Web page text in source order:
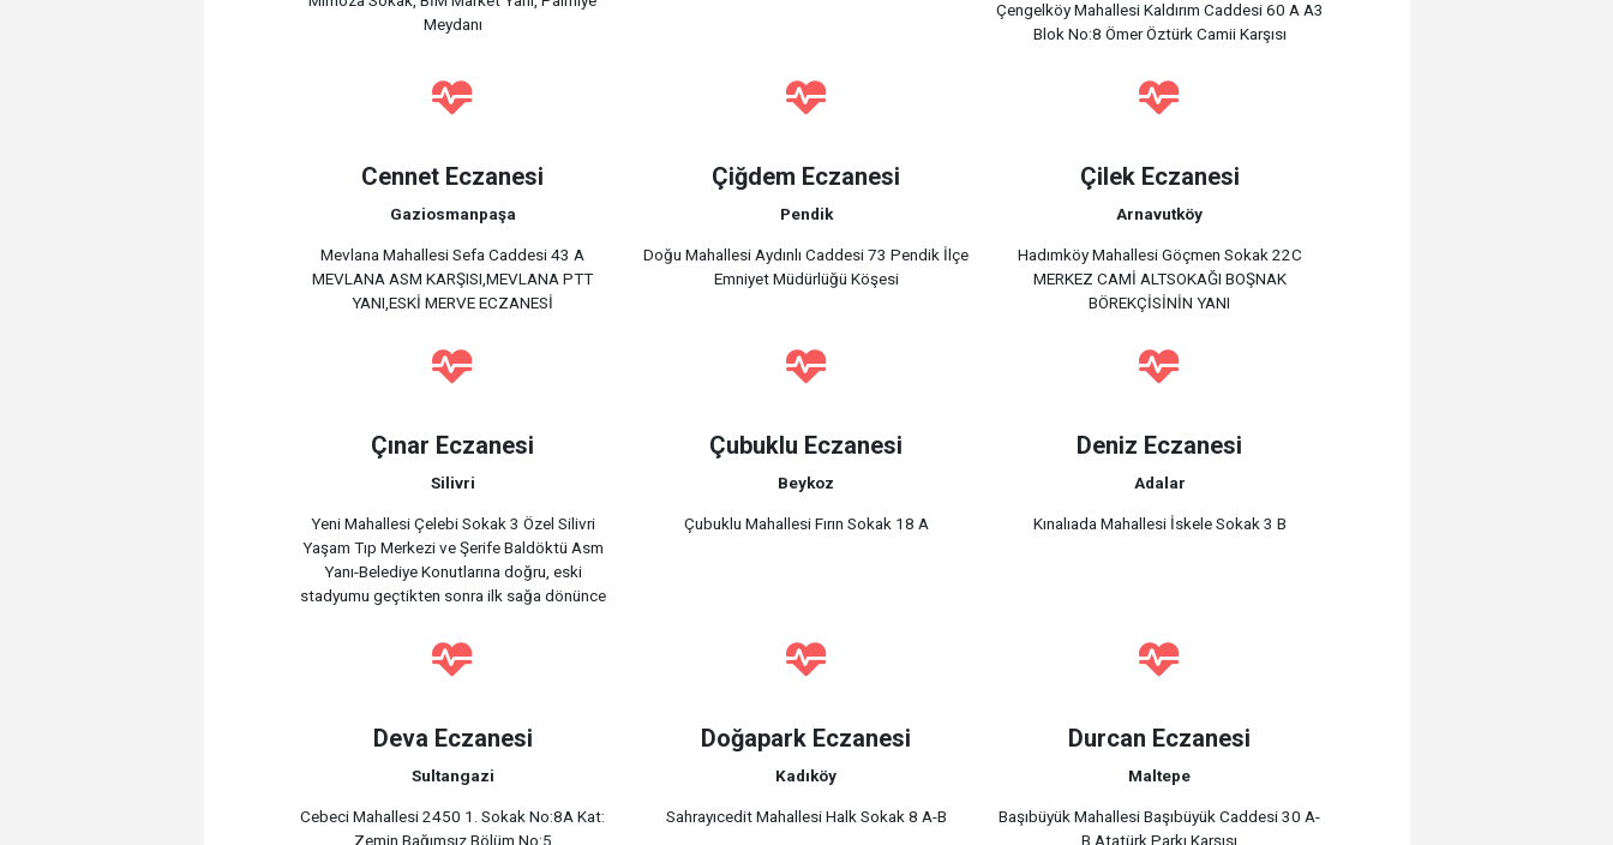
Meydanı
Çengelköy Mahallesi Kaldırım Caddesi 60 A A3
Blok No:8 Ömer Öztürk Camii Karşısı
Cennet Eczanesi
Gaziosmanpaşa
Mevlana Mahallesi Sefa Caddesi 43 A
MEVLANA ASM KARŞISI,MEVLANA PTT
YANI,ESKİ MERVE ECZANESİ
Çiğdem Eczanesi
Pendik
Doğu Mahallesi Aydınlı Caddesi 73 Pendik İlçe
Emniyet Müdürlüğü Köşesi
Çilek Eczanesi
Arnavutköy
Hadımköy Mahallesi Göçmen Sokak 22C
MERKEZ CAMİ ALTSOKAĞI BOŞNAK
BÖREKÇİSİNİN YANI
Çınar Eczanesi
Silivri
Yeni Mahallesi Çelebi Sokak 3 Özel Silivri
Yaşam Tıp Merkezi ve Şerife Baldöktü Asm
Yanı-Belediye Konutlarına doğru, eski
stadyumu geçtikten sonra ilk sağa dönünce
Çubuklu Eczanesi
Beykoz
Çubuklu Mahallesi Fırın Sokak 18 A
Deniz Eczanesi
Adalar
Kınalıada Mahallesi İskele Sokak 3 B
Deva Eczanesi
Sultangazi
Cebeci Mahallesi 2450 1. Sokak No:8A Kat:
Zemin Bağımsız Bölüm No:5
Doğapark Eczanesi
Kadıköy
Sahrayıcedit Mahallesi Halk Sokak 8 A-B
Durcan Eczanesi
Maltepe
Başıbüyük Mahallesi Başıbüyük Caddesi 30 A-
B Atatürk Parkı Karşısı